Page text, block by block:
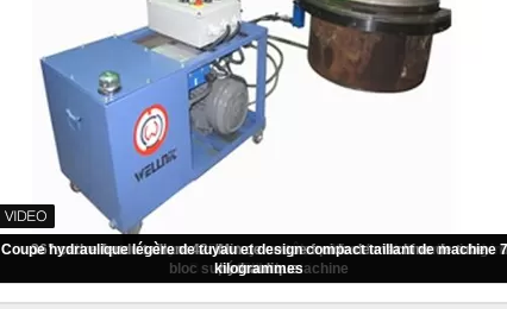
Tuyau hydraulique de 30mm coupant le coupeur froid automatique taillant
Beveller de machine